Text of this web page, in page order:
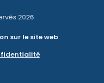
2026
sur le site web